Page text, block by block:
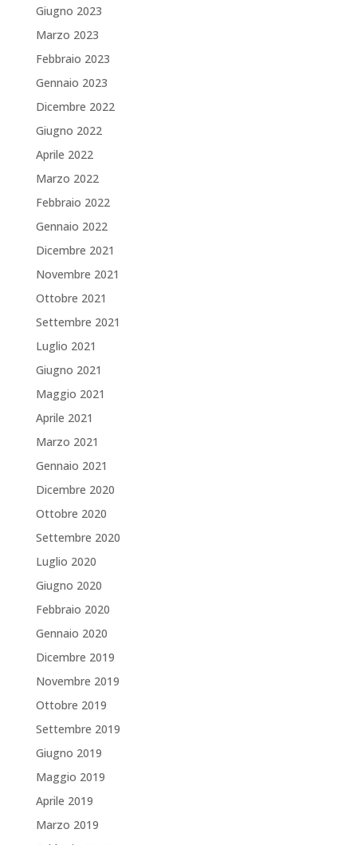
Giugno 2023
Marzo 2023
Febbraio 2023
Gennaio 2023
Dicembre 2022
Giugno 2022
Aprile 2022
Marzo 2022
Febbraio 2022
Gennaio 2022
Dicembre 2021
Novembre 2021
Ottobre 2021
Settembre 2021
Luglio 2021
Giugno 2021
Maggio 2021
Aprile 2021
Marzo 2021
Gennaio 2021
Dicembre 2020
Ottobre 2020
Settembre 2020
Luglio 2020
Giugno 2020
Febbraio 2020
Gennaio 2020
Dicembre 2019
Novembre 2019
Ottobre 2019
Settembre 2019
Giugno 2019
Maggio 2019
Aprile 2019
Marzo 2019